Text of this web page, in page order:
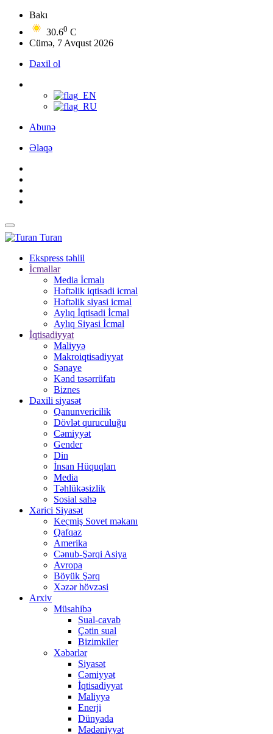
Bakı
30.60 C
Cümə, 7 Avqust 2026
Daxil ol
Abunə
Əlaqə
Turan
Ekspress təhlil
İcmallar
Media İcmalı
Həftəlik iqtisadi icmal
Həftəlik siyasi icmal
Aylıq İqtisadi İcmal
Aylıq Siyasi İcmal
İqtisadiyyat
Maliyyə
Makroiqtisadiyyat
Sənaye
Kənd təsərrüfatı
Biznes
Daxili siyasət
Qanunvericilik
Dövlət quruculuğu
Cəmiyyət
Gender
Din
İnsan Hüquqları
Media
Təhlükəsizlik
Sosial sahə
Xarici Siyasət
Keçmiş Sovet məkanı
Qafqaz
Amerika
Cənub-Şərqi Asiya
Avropa
Böyük Şərq
Xəzər hövzəsi
Arxiv
Müsahibə
Sual-cavab
Çətin sual
Bizimkiler
Xəbərlər
Siyasət
Cəmiyyət
İqtisadiyyat
Maliyyə
Enerji
Dünyada
Mədəniyyət